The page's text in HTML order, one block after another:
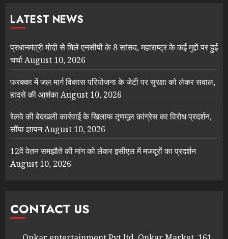
LATEST NEWS
प्रधानमंत्री मोदी से मिले एनसीपी के 8 सांसद, महाराष्ट्र के कई मुद्दों पर हुई
चर्चाAugust 10, 2026
फरक्का में जल मार्ग विकास परियोजना के जेटी पर सुरक्षा को लेकर सवाल,
हादसे की आशंकाAugust 10, 2026
रेलवे की बेदखली कार्रवाई के खिलाफ तृणमूल कांग्रेस का विरोध प्रदर्शन,
सौंपा ज्ञापनAugust 10, 2026
12वें वेतन समझौते की मांग को लेकर इसीएल में मजदूरों का प्रदर्शन
August 10, 2026
CONTACT US